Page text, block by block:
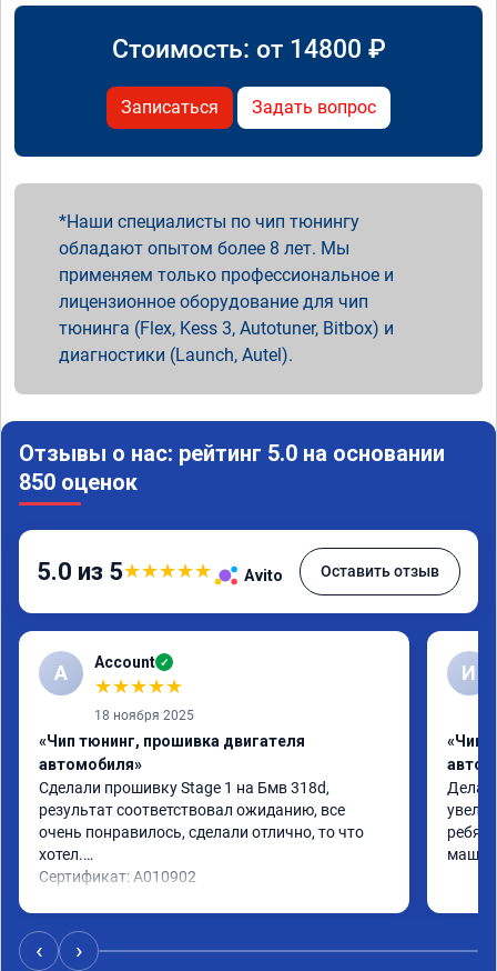
Стоимость: от 14800 ₽
Записаться Задать вопрос
Наши специалисты по чип тюнингу
обладают опытом более 8 лет. Мы
применяем только профессиональное и
лицензионное оборудование для чип
тюнинга (Flex, Kess 3, Autotuner, Bitbox) и
диагностики (Launch, Autel).
Отзывы о нас: рейтинг 5.0 на основании
850 оценок
5.0 из 5★★★★★ Avito Оставить отзыв
A Account ✓
★★★★★
18 ноября 2025
«Чип тюнинг, прошивка двигателя
автомобиля»
Сделали прошивку Stage 1 на Бмв 318d,
результат соответствовал ожиданию, все
очень понравилось, сделали отлично, то что
хотел.
Сертификат: A010902
И
«Чип
‹ ›